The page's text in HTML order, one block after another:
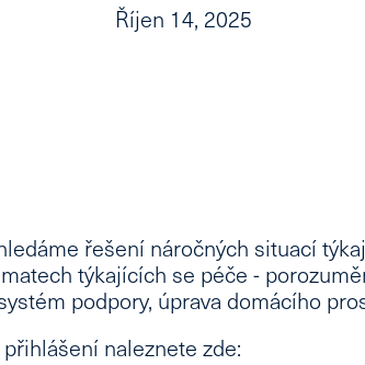
Říjen 14, 2025
řešení náročných situací
týkajících se péče -
podpory, úprava domácího
naleznete zde: